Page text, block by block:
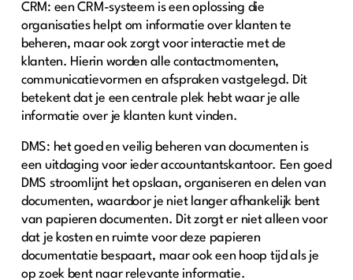
CRM: een CRM-systeem is een oplossing die
organisaties helpt om informatie over klanten te
beheren, maar ook zorgt voor interactie met de
klanten. Hierin worden alle contactmomenten,
communicatievormen en afspraken vastgelegd. Dit
betekent dat je een centrale plek hebt waar je alle
informatie over je klanten kunt vinden.
DMS: het goed en veilig beheren van documenten is
een uitdaging voor ieder accountantskantoor. Een goed
DMS stroomlijnt het opslaan, organiseren en delen van
documenten, waardoor je niet langer afhankelijk bent
van papieren documenten. Dit zorgt er niet alleen voor
dat je kosten en ruimte voor deze papieren
documentatie bespaart, maar ook een hoop tijd als je
op zoek bent naar relevante informatie.